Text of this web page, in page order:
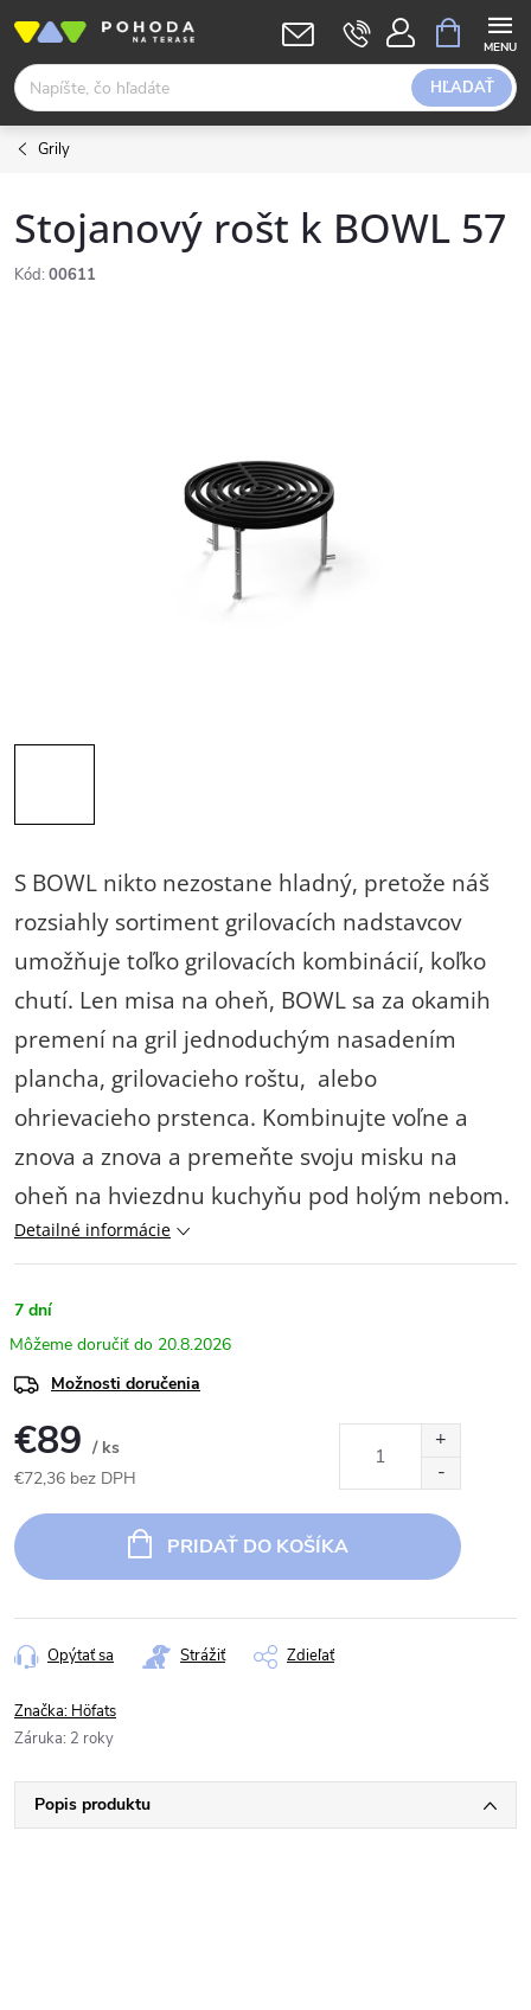
obsah
HĽADAŤ
KOŠÍK
Grily
Stojanový rošt k BOWL 57
Kód: 00611
S BOWL nikto nezostane hladný, pretože náš
rozsiahly sortiment grilovacích nadstavcov
umožňuje toľko grilovacích kombinácií, koľko
chutí. Len misa na oheň, BOWL sa za okamih
premení na gril jednoduchým nasadením
plancha, grilovacieho roštu, alebo
ohrievacieho prstenca. Kombinujte voľne a
znova a znova a premeňte svoju misku na
oheň na hviezdnu kuchyňu pod holým nebom.
Detailné informácie
7 dní
20.8.2026
Možnosti doručenia
€89 / ks
€72,36 bez DPH
cena:
PRIDAŤ DO KOŠÍKA
Opýtať sa Strážiť Zdieľať
Značka: Höfats
Záruka: 2 roky
Popis produktu